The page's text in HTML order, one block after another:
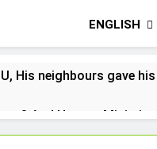
ENGLISH
His neighbours gave
And How to